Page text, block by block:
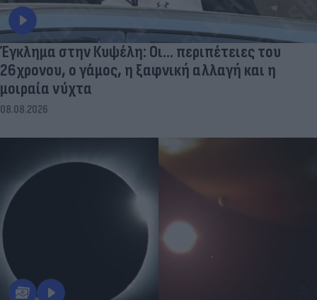
Έγκλημα στην Κυψέλη: Οι... περιπέτειες του
26χρονου, ο γάμος, η ξαφνική αλλαγή και η
μοιραία νύχτα
08.08.2026